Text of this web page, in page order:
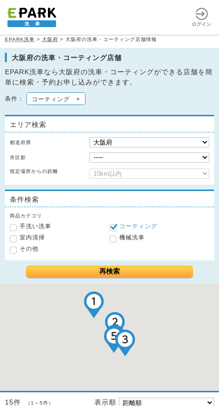
ログイン
EPARK洗車 > 大阪府 > 大阪府の洗車・コーティング店舗情報
大阪府の洗車・コーティング店舗
EPARK洗車なら大阪府の洗車・コーティングができる店舗を簡
単に検索・予約お申し込みができます。
条件： コーティング ×
エリア検索
都道府県
市区郡
指定場所からの距離
条件検索
商品カテゴリ
手洗い洗車
コーティング
室内清掃
機械洗車
その他
再検索
15件 （1～5件） 表示順